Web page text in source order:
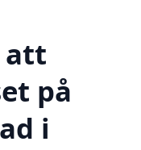
att
på
i